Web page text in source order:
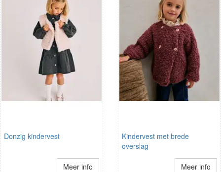
Donzig kindervest
Meer info
Kindervest met brede
overslag
Meer info